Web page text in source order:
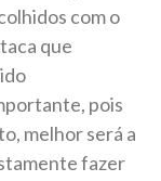
com o
que
pois
melhor será a
fazer